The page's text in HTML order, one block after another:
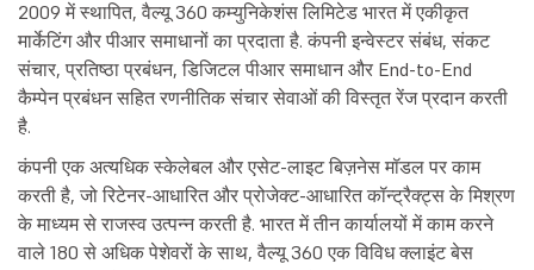
2009 में स्थापित, वैल्यू 360 कम्युनिकेशंस लिमिटेड भारत में एकीकृत
मार्केटिंग और पीआर समाधानों का प्रदाता है. कंपनी इन्वेस्टर संबंध, संकट
संचार, प्रतिष्ठा प्रबंधन, डिजिटल पीआर समाधान और End-to-End
कैम्पेन प्रबंधन सहित रणनीतिक संचार सेवाओं की विस्तृत रेंज प्रदान करती
है.
कंपनी एक अत्यधिक स्केलेबल और एसेट-लाइट बिज़नेस मॉडल पर काम
करती है, जो रिटेनर-आधारित और प्रोजेक्ट-आधारित कॉन्ट्रैक्ट्स के मिश्रण
के माध्यम से राजस्व उत्पन्न करती है. भारत में तीन कार्यालयों में काम करने
वाले 180 से अधिक पेशेवरों के साथ, वैल्यू 360 एक विविध क्लाइंट बेस